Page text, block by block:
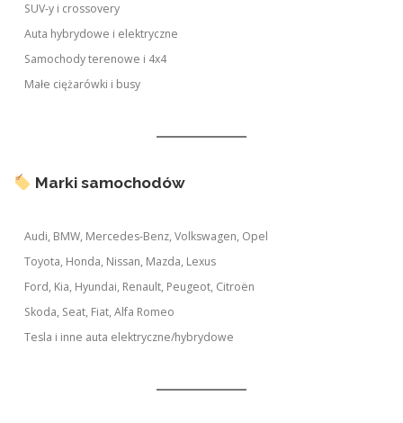
SUV-y i crossovery
Auta hybrydowe i elektryczne
Samochody terenowe i 4x4
Małe ciężarówki i busy
Marki samochodów
Audi, BMW, Mercedes-Benz, Volkswagen, Opel
Toyota, Honda, Nissan, Mazda, Lexus
Ford, Kia, Hyundai, Renault, Peugeot, Citroën
Skoda, Seat, Fiat, Alfa Romeo
Tesla i inne auta elektryczne/hybrydowe